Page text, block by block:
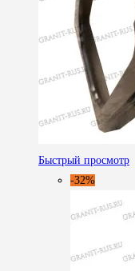
Быстрый просмотр
-32%